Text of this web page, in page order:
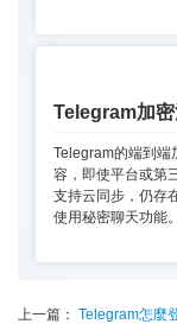
Telegram加
Telegram的端到端
容，即使平台或第
支持云同步，仍存
使用秘密聊天功能。
上一篇： Telegram怎麼